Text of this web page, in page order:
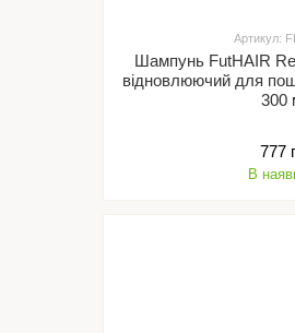
Артикул:
Шампунь FutHAIR
відновлюючий для
300
777
В